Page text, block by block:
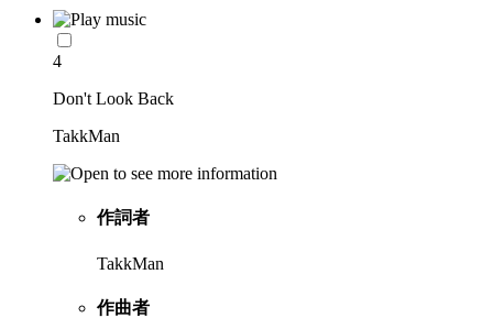
4
Don't Look Back
TakkMan
作詞者
TakkMan
作曲者